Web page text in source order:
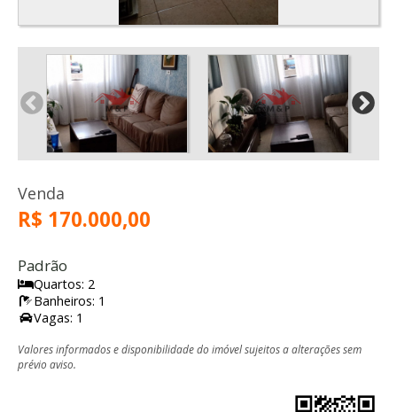
Venda
R$ 170.000,00
Padrão
Quartos: 2
Banheiros: 1
Vagas: 1
Valores informados e disponibilidade do imóvel sujeitos a alterações sem
prévio aviso.